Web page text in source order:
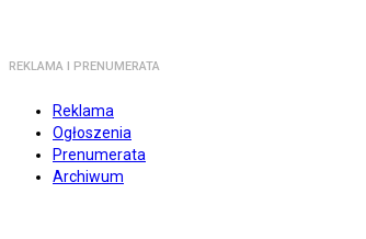
REKLAMA I PRENUMERATA
Reklama
Ogłoszenia
Prenumerata
Archiwum